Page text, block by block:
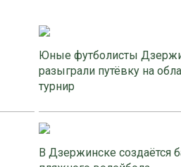
Юные футболисты
разыграли путёвку на
турнир
В Дзержинске создаётся